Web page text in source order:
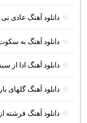
دانلود آهنگ عادی
دانلود آهنگ به
دانلود آهنگ ادا از
دانلود آهنگ گلهای
دانلود آهنگ فرشته